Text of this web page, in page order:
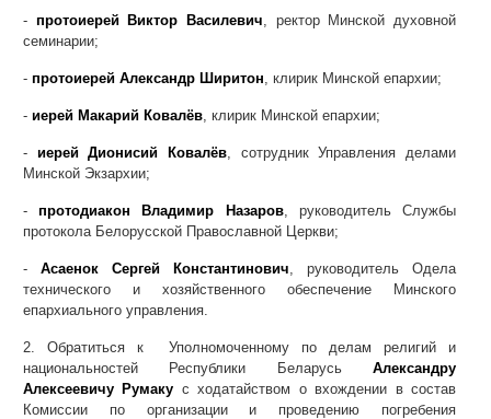
- протоиерей Виктор Василевич, ректор Минской духовной
семинарии;
- протоиерей Александр Ширитон, клирик Минской епархии;
- иерей Макарий Ковалёв, клирик Минской епархии;
- иерей Дионисий Ковалёв, сотрудник Управления делами
Минской Экзархии;
-протодиакон Владимир Назаров, руководитель Службы
протокола Белорусской Православной Церкви;
-Асаенок Сергей Константинович, руководитель Одела
технического и хозяйственного обеспечение Минского
епархиального управления.
2. Обратиться к Уполномоченному по делам религий и
национальностей Республики БеларусьАлександру
Алексеевичу Румаку с ходатайством о вхождении в состав
Комиссии по организации и проведению погребения